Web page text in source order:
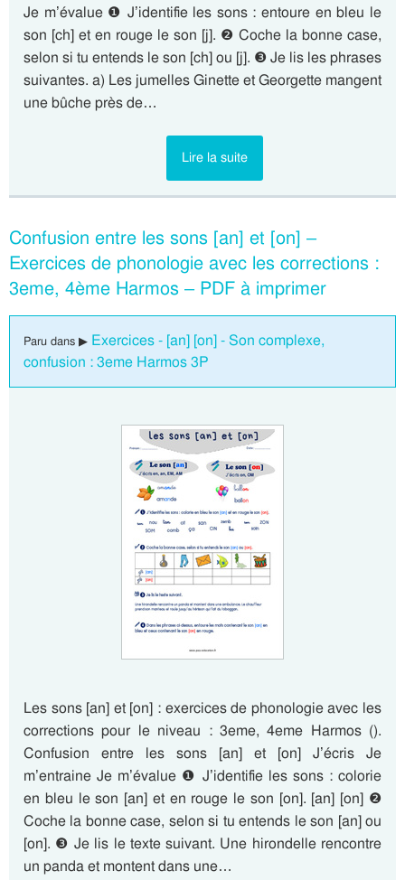
Je m’évalue ❶ J’identifie les sons : entoure en bleu le
son [ch] et en rouge le son [j]. ❷ Coche la bonne case,
selon si tu entends le son [ch] ou [j]. ❸ Je lis les phrases
suivantes. a) Les jumelles Ginette et Georgette mangent
une bûche près de…
Lire la suite
Confusion entre les sons [an] et [on] –
Exercices de phonologie avec les corrections :
3eme, 4ème Harmos – PDF à imprimer
Paru dans ▶ Exercices - [an] [on] - Son complexe,
confusion : 3eme Harmos 3P
Les sons [an] et [on] : exercices de phonologie avec les
corrections pour le niveau : 3eme, 4eme Harmos ().
Confusion entre les sons [an] et [on] J’écris Je
m’entraine Je m’évalue ❶ J’identifie les sons : colorie
en bleu le son [an] et en rouge le son [on]. [an] [on] ❷
Coche la bonne case, selon si tu entends le son [an] ou
[on]. ❸ Je lis le texte suivant. Une hirondelle rencontre
un panda et montent dans une…